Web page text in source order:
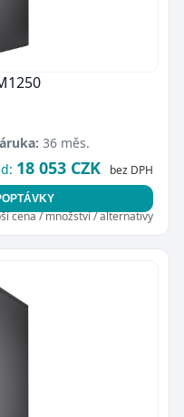
36 měs.
18 053 CZK bez DPH
cena / množství / alternativy